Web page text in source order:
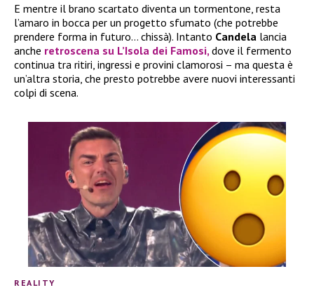
E mentre il brano scartato diventa un tormentone, resta
l’amaro in bocca per un progetto sfumato (che potrebbe
prendere forma in futuro… chissà). Intanto Candela lancia
anche retroscena su L’Isola dei Famosi, dove il fermento
continua tra ritiri, ingressi e provini clamorosi – ma questa è
un’altra storia, che presto potrebbe avere nuovi interessanti
colpi di scena.
REALITY